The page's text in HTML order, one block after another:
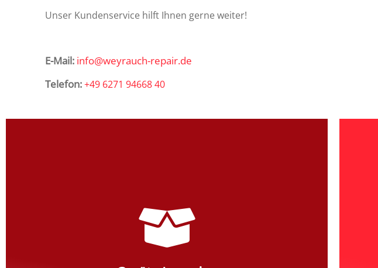
Unser Kundenservice hilft Ihnen gerne weiter!
E-Mail: info@weyrauch-repair.de
Telefon:+49 6271 94668 40
Erfassung im Weyrauch-Portal
Erfassen Sie Ihr Gerät im Reparaturportal und erhalten weitere